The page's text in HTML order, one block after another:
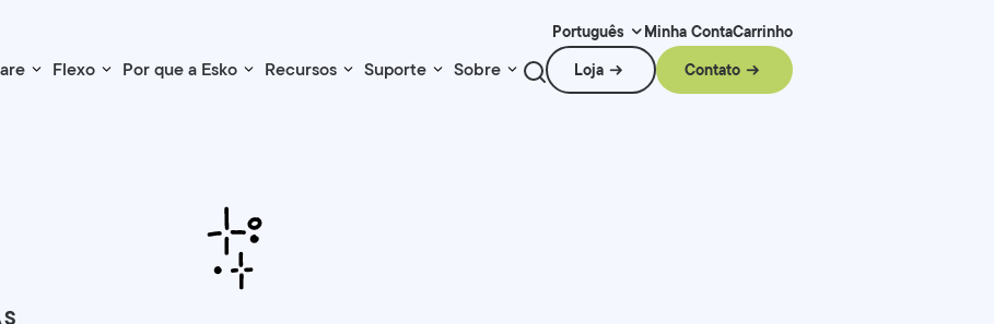
Português Minha ContaCarrinho
Flexo Por que a Esko Recursos Suporte Sobre Loja Contato